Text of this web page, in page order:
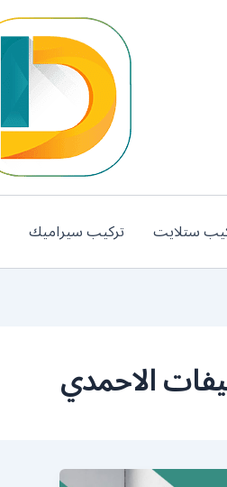
ستلايت تركيب سيراميك
الاحمدي